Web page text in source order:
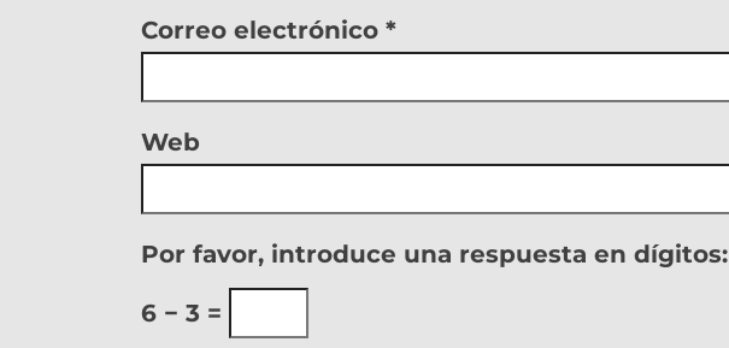
Correo electrónico *
Web
Por favor, introduce una respuesta en dígitos:
6 − 3 =